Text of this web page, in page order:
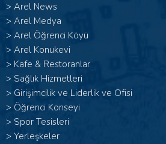
> Arel News
> Arel Medya
> Arel Öğrenci Köyü
> Arel Konukevi
> Kafe & Restoranlar
> Sağlık Hizmetleri
> Girişimcilik ve Liderlik ve Ofisi
> Öğrenci Konseyi
> Spor Tesisleri
> Yerleşkeler